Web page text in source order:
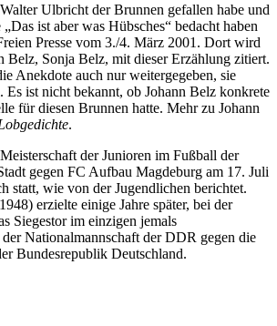
Ulbricht der Brunnen gefallen habe und
ist aber was Hübsches“ bedacht haben
Presse vom 3./4. März 2001. Dort wird
Belz, Sonja Belz, mit dieser Erzählung zitiert.
Anekdote auch nur weitergegeben, sie
Es ist nicht bekannt, ob Johann Belz konkrete
für diesen Brunnen hatte. Mehr zu Johann
.
der Junioren im Fußball der
gegen FC Aufbau Magdeburg am 17. Juli
statt, wie von der Jugendlichen berichtet.
erzielte einige Jahre später, bei der
Siegestor im einzigen jemals
Nationalmannschaft der DDR gegen die
Bundesrepublik Deutschland.